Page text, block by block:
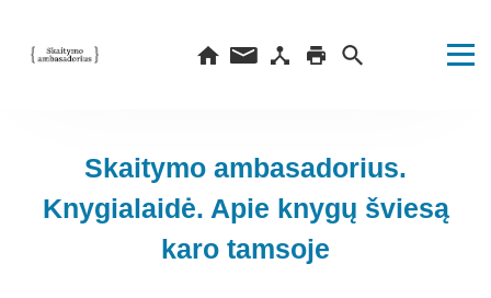
Skaitymo ambasadorius.
Knygialaidė. Apie knygų šviesą
karo tamsoje